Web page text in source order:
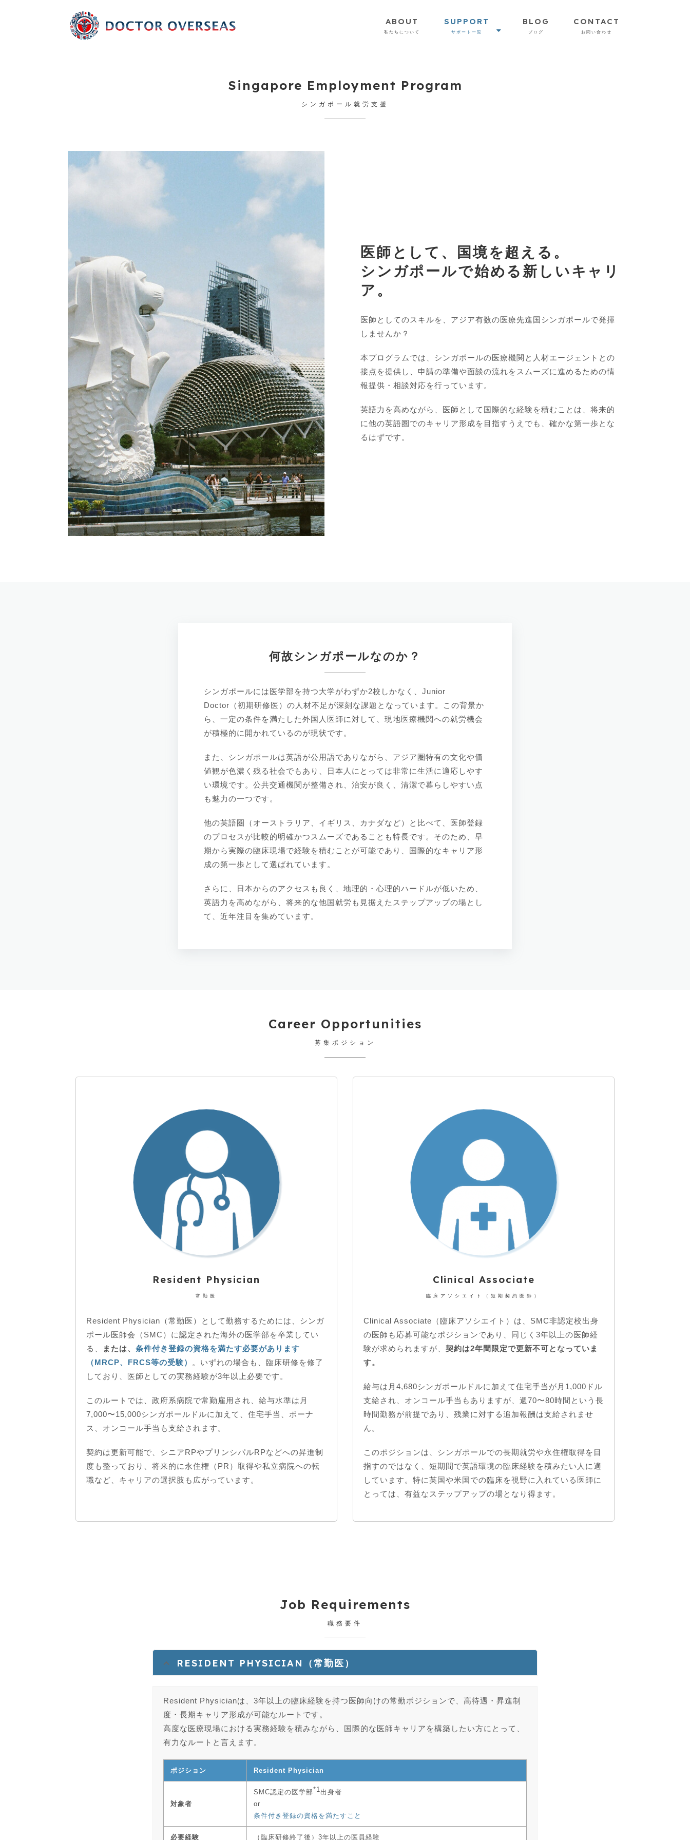
ABOUT
私たちについて
SUPPORT
サポート一覧
BLOG
ブログ
CONTACT
お問い合わせ
Singapore Employment Program
シンガポール就労支援
医師として、国境を超える。
シンガポールで始める新しいキャリ
ア。
医師としてのスキルを、アジア有数の医療先進国シンガポールで発揮
しませんか？
本プログラムでは、シンガポールの医療機関と人材エージェントとの
接点を提供し、申請の準備や面談の流れをスムーズに進めるための情
報提供・相談対応を行っています。
英語力を高めながら、医師として国際的な経験を積むことは、将来的
に他の英語圏でのキャリア形成を目指すうえでも、確かな第一歩とな
るはずです。
何故シンガポールなのか？
シンガポールには医学部を持つ大学がわずか2校しかなく、Junior
Doctor（初期研修医）の人材不足が深刻な課題となっています。この背景か
ら、一定の条件を満たした外国人医師に対して、現地医療機関への就労機会
が積極的に開かれているのが現状です。
また、シンガポールは英語が公用語でありながら、アジア圏特有の文化や価
値観が色濃く残る社会でもあり、日本人にとっては非常に生活に適応しやす
い環境です。公共交通機関が整備され、治安が良く、清潔で暮らしやすい点
も魅力の一つです。
他の英語圏（オーストラリア、イギリス、カナダなど）と比べて、医師登録
のプロセスが比較的明確かつスムーズであることも特長です。そのため、早
期から実際の臨床現場で経験を積むことが可能であり、国際的なキャリア形
成の第一歩として選ばれています。
さらに、日本からのアクセスも良く、地理的・心理的ハードルが低いため、
英語力を高めながら、将来的な他国就労も見据えたステップアップの場とし
て、近年注目を集めています。
Career Opportunities
募集ポジション
Resident Physician
常勤医
Resident Physician（常勤医）として勤務するためには、シンガ
ポール医師会（SMC）に認定された海外の医学部を卒業してい
る、
または、 条件付き登録の資格を満たす必要があります
（MRCP、FRCS等の受験）
。いずれの場合も、臨床研修を修了
しており、医師としての実務経験が3年以上必要です。
このルートでは、政府系病院で常勤雇用され、給与水準は月
7,000〜15,000シンガポールドルに加えて、住宅手当、ボーナ
ス、オンコール手当も支給されます。
契約は更新可能で、シニアRPやプリンシパルRPなどへの昇進制
度も整っており、将来的に永住権（PR）取得や私立病院への転
職など、キャリアの選択肢も広がっています。
Clinical Associate
臨床アソシエイト（短期契約医師）
Clinical Associate（臨床アソシエイト）は、SMC非認定校出身
の医師も応募可能なポジションであり、同じく3年以上の医師経
験が求められますが、 契約は2年間限定で更新不可となっていま
す。
給与は月4,680シンガポールドルに加えて住宅手当が月1,000ドル
支給され、オンコール手当もありますが、週70〜80時間という長
時間勤務が前提であり、残業に対する追加報酬は支給されませ
ん。
このポジションは、シンガポールでの長期就労や永住権取得を目
指すのではなく、短期間で英語環境の臨床経験を積みたい人に適
しています。特に英国や米国での臨床を視野に入れている医師に
とっては、有益なステップアップの場となり得ます。
Job Requirements
職務要件
RESIDENT PHYSICIAN（常勤医）
Resident Physicianは、3年以上の臨床経験を持つ医師向けの常勤ポジションで、高待遇・昇進制
度・長期キャリア形成が可能なルートです。
高度な医療現場における実務経験を積みながら、国際的な医師キャリアを構築したい方にとって、
有力なルートと言えます。
ポジション Resident Physician
対象者
SMC認定の医学部*1 出身者
or
条件付き登録の資格を満たすこと
必要経験 （臨床研修終了後）3年以上の医員経験